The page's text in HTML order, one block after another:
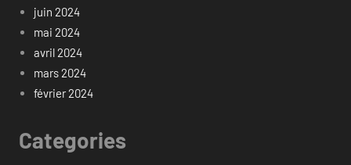
juin 2024
mai 2024
avril 2024
mars 2024
février 2024
Categories